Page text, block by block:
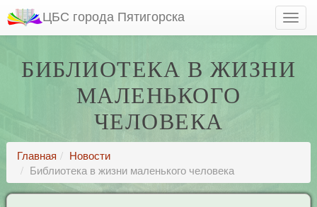
ЦБС города Пятигорска
БИБЛИОТЕКА В ЖИЗНИ
МАЛЕНЬКОГО
ЧЕЛОВЕКА
Главная
Новости
Библиотека в жизни маленького человека